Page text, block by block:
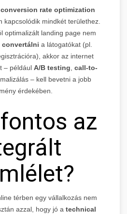
conversion rate optimization
kapcsolódik mindkét területhez.
optimalizált landing page nem
convertálni a látogatókat (pl.
akkor az internet
– például A/B testing call-to-
– kell bevetni a jobb
érdekében.
az
térben egy vállalkozás nem
azzal, hogy jó a technical